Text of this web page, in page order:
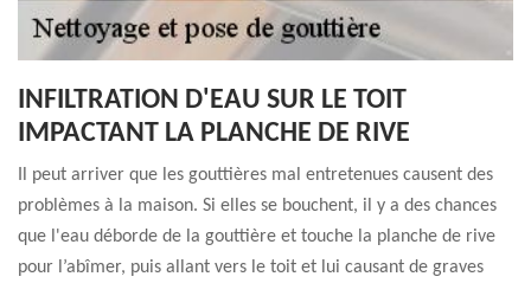
INFILTRATION D'EAU SUR LE TOIT
IMPACTANT LA PLANCHE DE RIVE
Il peut arriver que les gouttières mal entretenues causent des
problèmes à la maison. Si elles se bouchent, il y a des chances
que l'eau déborde de la gouttière et touche la planche de rive
pour l’abîmer, puis allant vers le toit et lui causant de graves